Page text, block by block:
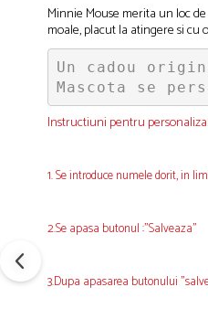
Minnie Mouse merita un loc
moale, placut la atingere si
Un cadou
Mascota se
Instructiuni pentru
1. Se introduce numele dorit, in
2.Se apasa butonul :"Salveaza"
3.Dupa apasarea butonului